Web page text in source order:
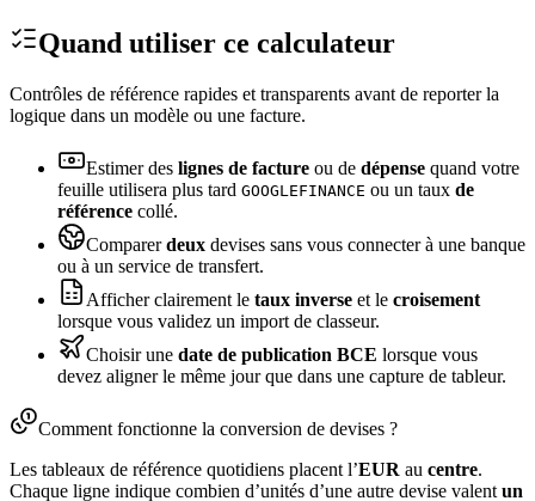
Quand utiliser ce calculateur
Contrôles de référence rapides et transparents avant de reporter la
logique dans un modèle ou une facture.
Estimer des lignes de facture ou de dépense quand votre
feuille utilisera plus tard GOOGLEFINANCE ou un taux de
référence collé.
Comparerdeux devises sans vous connecter à une banque
ou à un service de transfert.
Afficher clairement le taux inverse et le croisement
lorsque vous validez un import de classeur.
Choisir une date de publication BCE lorsque vous
devez aligner le même jour que dans une capture de tableur.
Comment fonctionne la conversion de devises ?
Les tableaux de référence quotidiens placent l’EUR au centre.
Chaque ligne indique combien d’unités d’une autre devise valent un